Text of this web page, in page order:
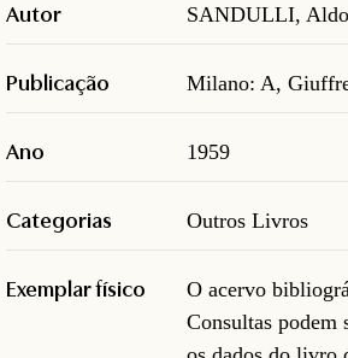
Autor SANDULLI,
Publicação Milano: A,
Ano 1959
Categorias Outros Livros
Exemplar físico
O acervo
Consultas podem